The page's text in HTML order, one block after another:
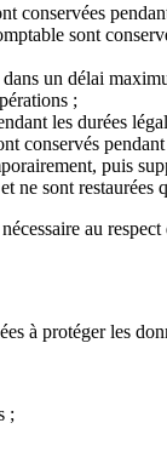
conservées
sont
un délai
;
les durées
conservés
puis
sont restaurées
au
à protéger les
;